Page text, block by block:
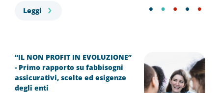
Leggi
“IL NON PROFIT IN EVOLUZIONE”
- Primo rapporto su fabbisogni
assicurativi, scelte ed esigenze
degli enti